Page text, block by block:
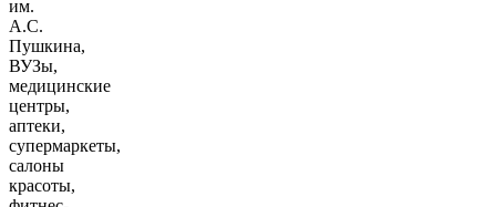
им.
А.С.
Пушкина,
ВУЗы,
медицинские
центры,
аптеки,
супермаркеты,
салоны
красоты,